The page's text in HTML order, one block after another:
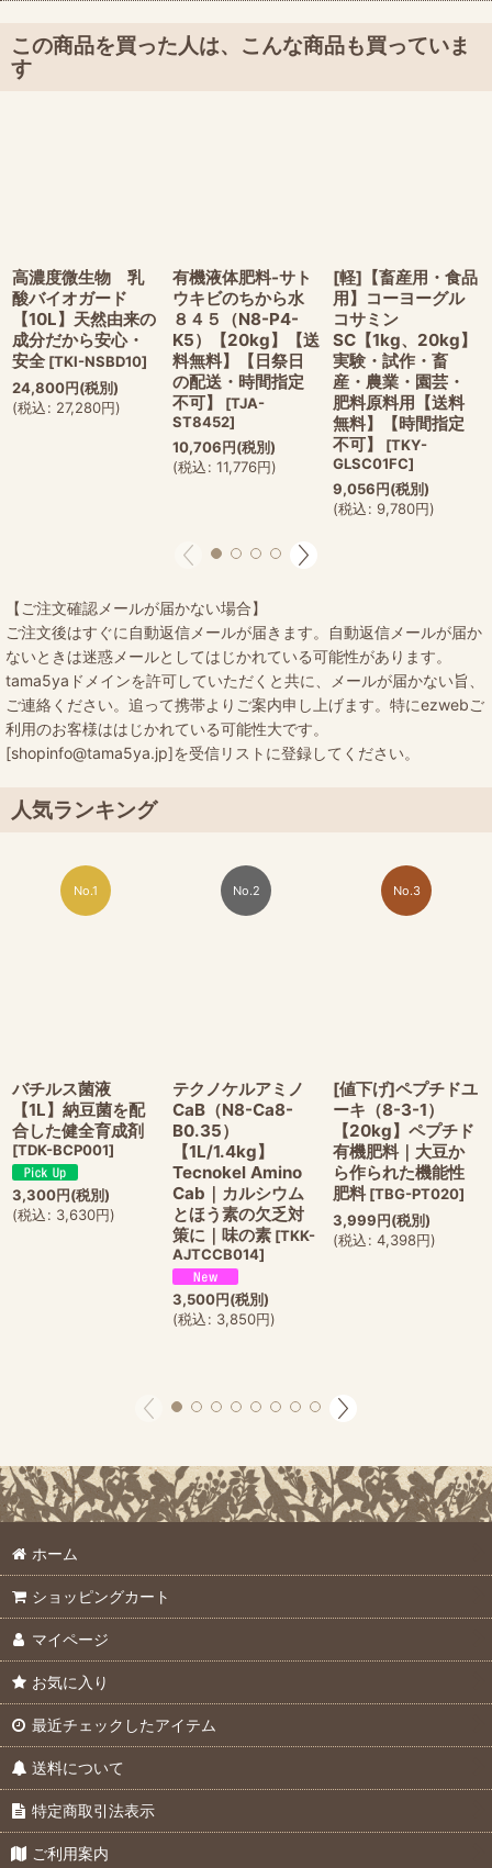
この商品を買った人は、こんな商品も買っていま
す
高濃度微生物 乳
酸バイオガード
【10L】天然由来の
成分だから安心・
安全 [TKI-NSBD10]
24,800円(税別)
(税込: 27,280円)
有機液体肥料-サト
ウキビのちから水
８４５（N8-P4-
K5）【20kg】【送
料無料】【日祭日
の配送・時間指定
不可】
[TJA-
ST8452]
10,706円(税別)
(税込: 11,776円)
[軽]【畜産用・食品
用】コーヨーグル
コサミン
SC【1kg、20kg】
実験・試作・畜
産・農業・園芸・
肥料原料用【送料
無料】【時間指定
不可】
[TKY-
GLSC01FC]
9,056円(税別)
(税込: 9,780円)
【ご注文確認メールが届かない場合】
ご注文後はすぐに自動返信メールが届きます。自動返信メールが届か
ないときは迷惑メールとしてはじかれている可能性があります。
tama5yaドメインを許可していただくと共に、メールが届かない旨、
ご連絡ください。追って携帯よりご案内申し上げます。特にezwebご
利用のお客様ははじかれている可能性大です。
[shopinfo@tama5ya.jp]を受信リストに登録してください。
人気ランキング
No.1
バチルス菌液
【1L】納豆菌を配
合した健全育成剤
[TDK-BCP001]
3,300円(税別)
(税込: 3,630円)
No.2
テクノケルアミノ
CaB（N8-Ca8-
B0.35）
【1L/1.4kg】
Tecnokel Amino
Cab｜カルシウム
とほう素の欠乏対
策に｜味の素 [TKK-
AJTCCB014]
3,500円(税別)
(税込: 3,850円)
No.3
[値下げ]ペプチドユ
ーキ（8-3-1）
【20kg】ペプチド
有機肥料｜大豆か
ら作られた機能性
肥料 [TBG-PT020]
3,999円(税別)
(税込: 4,398円)
ホーム
ショッピングカート
マイページ
お気に入り
最近チェックしたアイテム
送料について
特定商取引法表示
ご利用案内